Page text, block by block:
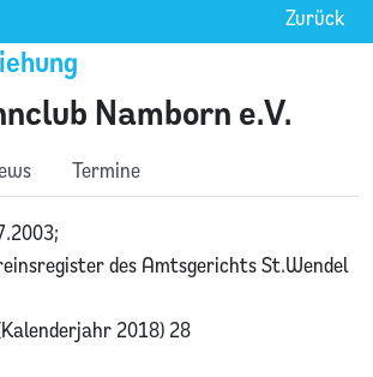
Zurück
Namborn e.V.
Termine
des Amtsgerichts St.Wendel
2018) 28